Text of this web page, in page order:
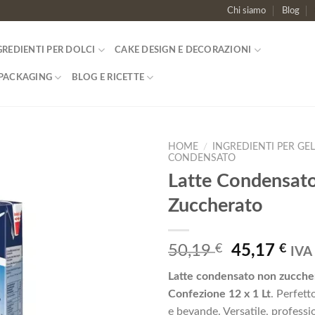
Chi siamo Blog
PER DOLCI CAKE DESIGN E DECORAZIONI
PACKAGING BLOG E RICETTE
HOME / INGREDIENTI PER
CONDENSATO
Latte
Zuccherato
50,19€
Il
originale
era:
45,17€Il
è:
Latte condensato non
Confezione 12 x 1 Lt.
e bevande. Versatile,